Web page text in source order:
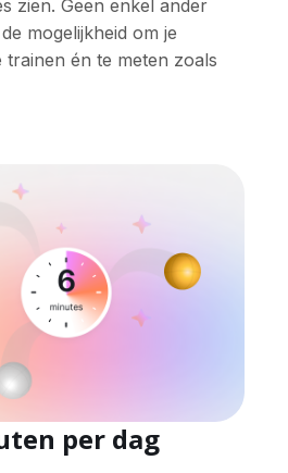
zien. Geen enkel ander
mogelijkheid om je
trainen én te meten zoals
per dag